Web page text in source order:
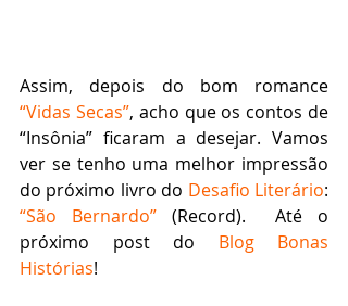
“Vidas Secas”, acho que os contos de
“Insônia” ficaram a desejar. Vamos
ver se tenho uma melhor impressão
do próximo livro do Desafio Literário
“São Bernardo” (Record).  Até o
próximo post do Blog Bonas
Histórias!